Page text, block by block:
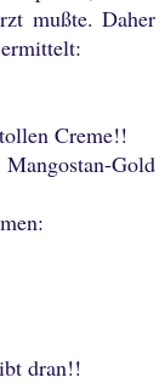
mußte. Daher
Creme!!
Gold
dran!!